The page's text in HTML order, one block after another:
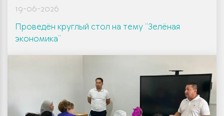
19-06-2026
Проведён круглый стол на тему “Зелёная
экономика”